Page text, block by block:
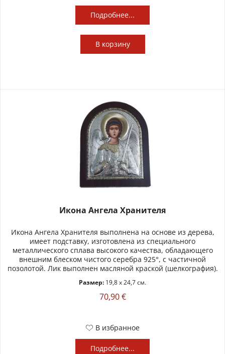
Подробнее...
В корзину
Икона Ангела Хранителя
Икона Ангела Хранителя выполнена на основе из дерева,
имеет подставку, изготовлена из специального
металлического сплава высокого качества, обладающего
внешним блеском чистого серебра 925°, с частичной
позолотой. Лик выполнен масляной краской (шелкография).
Размер: 19,8 x 24,7 см.
70,90 €
В избранное
Подробнее...